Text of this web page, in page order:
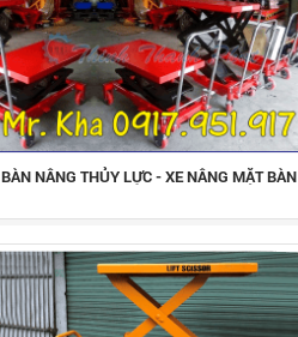
BÀN NÂNG THỦY LỰC - XE NÂNG MẶT BÀN